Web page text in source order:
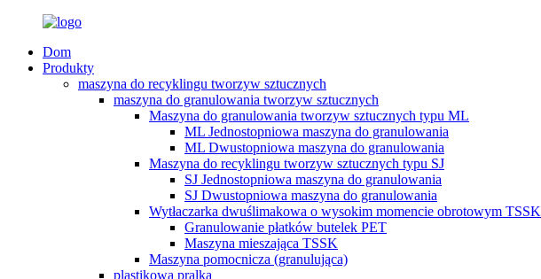
Dom
Produkty
maszyna do recyklingu tworzyw sztucznych
maszyna do granulowania tworzyw sztucznych
Maszyna do granulowania tworzyw sztucznych typu ML
ML Jednostopniowa maszyna do granulowania
ML Dwustopniowa maszyna do granulowania
Maszyna do recyklingu tworzyw sztucznych typu SJ
SJ Jednostopniowa maszyna do granulowania
SJ Dwustopniowa maszyna do granulowania
Wytłaczarka dwuślimakowa o wysokim momencie obrotowym TSSK
Granulowanie płatków butelek PET
Maszyna mieszająca TSSK
Maszyna pomocnicza (granulująca)
plastikowa pralka